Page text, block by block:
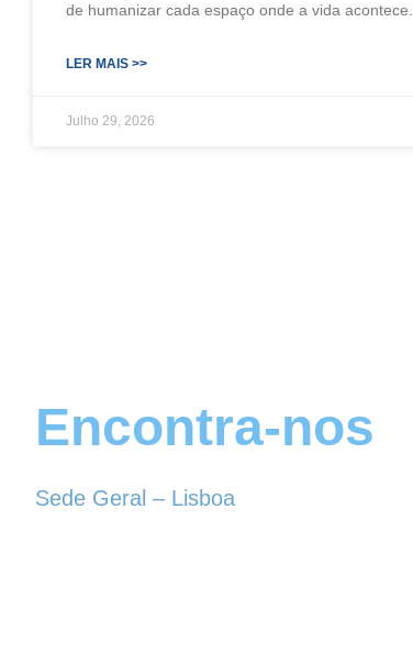
de humanizar cada espaço onde a vida acontece.
LER MAIS >>
Julho 29, 2026
Encontra-nos
Sede Geral – Lisboa